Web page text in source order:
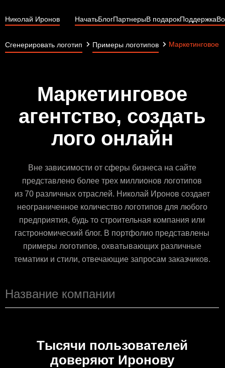
Николай Иронов НачатьБлогПартнерыВ подарокПоддержка
Сгенерировать логотип Примеры логотипов Маркетинговое
Маркетинговое
агентство, создать
лого онлайн
Вне зависимости от сферы бизнеса на сайте
представлено более трех миллионов логотипов
из 70 различных отраслей. Николай Иронов создает
неограниченное количество логотипов для любого
предприятия, будь то строительная компания или
гастрономический блог. В портфолио представлены
примеры логотипов, охватывающих различные
тематики и стили, отвечающие запросам заказчиков.
Тысячи пользователей
доверяют Иронову